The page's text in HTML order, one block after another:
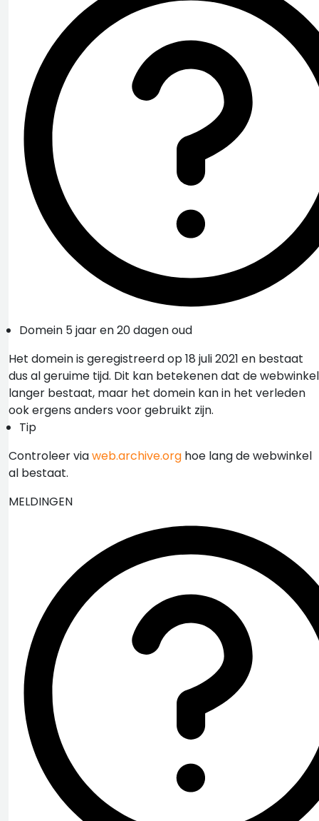
Domein 5 jaar en 20 dagen oud
Het domein is geregistreerd op 18 juli 2021 en bestaat
dus al geruime tijd. Dit kan betekenen dat de webwinkel
langer bestaat, maar het domein kan in het verleden
ook ergens anders voor gebruikt zijn.
Tip
Controleer viaweb.archive.org hoe lang de webwinkel
al bestaat.
MELDINGEN